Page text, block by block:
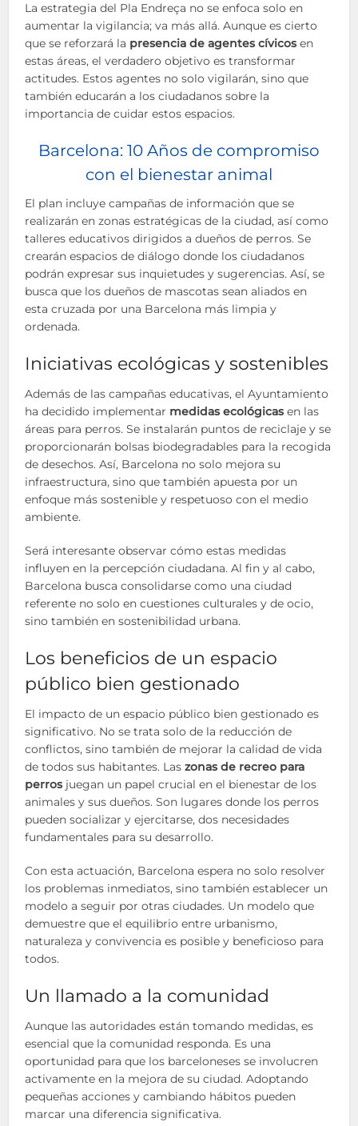
La estrategia del Pla Endreça no se enfoca solo en
aumentar la vigilancia; va más allá. Aunque es cierto
que se reforzará la presencia de agentes cívicosen
estas áreas, el verdadero objetivo es transformar
actitudes. Estos agentes no solo vigilarán, sino que
también educarán a los ciudadanos sobre la
importancia de cuidar estos espacios.
Barcelona: 10 Años de compromiso
con el bienestar animal
El plan incluye campañas de información que se
realizarán en zonas estratégicas de la ciudad, así como
talleres educativos dirigidos a dueños de perros. Se
crearán espacios de diálogo donde los ciudadanos
podrán expresar sus inquietudes y sugerencias. Así, se
busca que los dueños de mascotas sean aliados en
esta cruzada por una Barcelona más limpia y
ordenada.
Iniciativas ecológicas y sostenibles
Además de las campañas educativas, el Ayuntamiento
ha decidido implementar medidas ecológicasen las
áreas para perros. Se instalarán puntos de reciclaje y se
proporcionarán bolsas biodegradables para la recogida
de desechos. Así, Barcelona no solo mejora su
infraestructura, sino que también apuesta por un
enfoque más sostenible y respetuoso con el medio
ambiente.
Será interesante observar cómo estas medidas
influyen en la percepción ciudadana. Al fin y al cabo,
Barcelona busca consolidarse como una ciudad
referente no solo en cuestiones culturales y de ocio,
sino también en sostenibilidad urbana.
Los beneficios de un espacio
público bien gestionado
El impacto de un espacio público bien gestionado es
significativo. No se trata solo de la reducción de
conflictos, sino también de mejorar la calidad de vida
de todos sus habitantes. Laszonas de recreo para
perrosjuegan un papel crucial en el bienestar de los
animales y sus dueños. Son lugares donde los perros
pueden socializar y ejercitarse, dos necesidades
fundamentales para su desarrollo.
Con esta actuación, Barcelona espera no solo resolver
los problemas inmediatos, sino también establecer un
modelo a seguir por otras ciudades. Un modelo que
demuestre que el equilibrio entre urbanismo,
naturaleza y convivencia es posible y beneficioso para
todos.
Un llamado a la comunidad
Aunque las autoridades están tomando medidas, es
esencial que la comunidad responda. Es una
oportunidad para que los barceloneses se involucren
activamente en la mejora de su ciudad. Adoptando
pequeñas acciones y cambiando hábitos pueden
marcar una diferencia significativa.